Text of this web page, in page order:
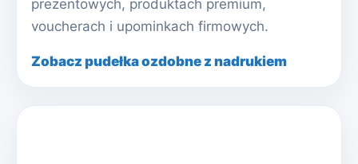
prezentowych, produktach premium,
voucherach i upominkach firmowych.
Zobacz pudełka ozdobne z nadrukiem